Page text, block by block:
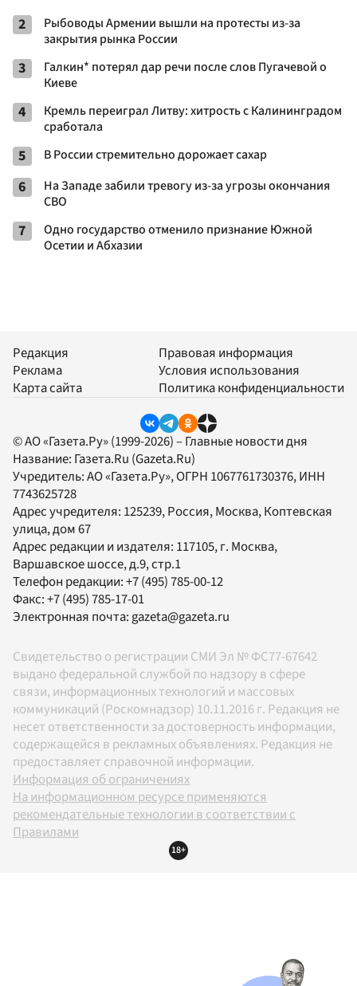
2
Рыбоводы Армении вышли на протесты из-за
закрытия рынка России
3
Галкин* потерял дар речи после слов Пугачевой о
Киеве
4
Кремль переиграл Литву: хитрость с Калининградом
сработала
5 В России стремительно дорожает сахар
6
На Западе забили тревогу из-за угрозы окончания
СВО
7
Одно государство отменило признание Южной
Осетии и Абхазии
Редакция
Реклама
Карта сайта
Правовая информация
Условия использования
Политика конфиденциальности
© АО «Газета.Ру» (1999-2026) – Главные новости дня
Название: Газета.Ru (Gazeta.Ru)
Учредитель:АО «Газета.Ру», ОГРН 1067761730376, ИНН
7743625728
Адрес учредителя: 125239, Россия, Москва, Коптевская
улица, дом 67
Адрес редакции и издателя: 117105, г. Москва,
Варшавское шоссе, д.9, стр.1
Телефон редакции:+7 (495) 785-00-12
Факс:+7 (495) 785-17-01
Электронная почта: gazeta@gazeta.ru
Свидетельство о регистрации СМИ Эл № ФС77-67642
выдано федеральной службой по надзору в сфере
связи, информационных технологий и массовых
коммуникаций (Роскомнадзор) 10.11.2016 г. Редакция не
несет ответственности за достоверность информации,
содержащейся в рекламных объявлениях. Редакция не
предоставляет справочной информации.
Информация об ограничениях
На информационном ресурсе применяются
рекомендательные технологии в соответствии с
Правилами
18+